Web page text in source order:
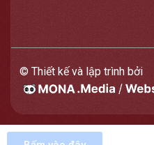
© Thiết kế và lập trình bởi